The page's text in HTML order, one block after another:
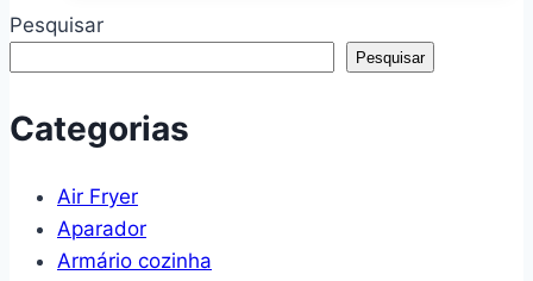
70Cm
Contem
Lavagem
Perfeita
Pesquisar
Pesquisar
Categorias
Air Fryer
Aparador
Armário cozinha